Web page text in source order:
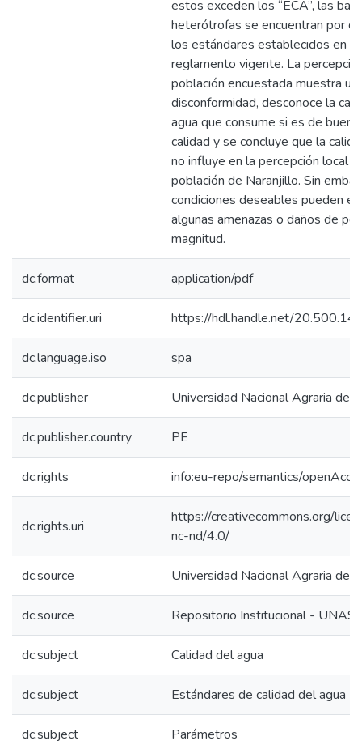
estos exceden los “ECA”, las
heterótrofas se encuentran por
los estándares establecidos en el
reglamento vigente. La
población encuestada muestra
disconformidad, desconoce la
agua que consume si es de
calidad y se concluye que la
no influye en la percepción local
población de Naranjillo. Sin
condiciones deseables pueden
algunas amenazas o daños de
magnitud.
dc.format application/pdf
dc.identifier.uri https://hdl.handle.net/
dc.language.iso spa
dc.publisher Universidad Nacional Agraria de
dc.publisher.country PE
dc.rights info:eu-repo/semantics/
dc.rights.uri
https://creativecommons.org/
nc-nd/4.0/
dc.source Universidad Nacional Agraria de
dc.source Repositorio Institucional - UNAS
dc.subject Calidad del agua
dc.subject Estándares de calidad del agua
dc.subject Parámetros